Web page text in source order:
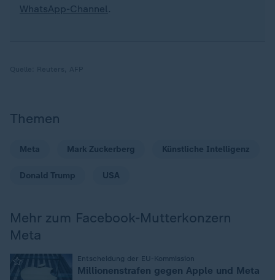
WhatsApp-Channel.
Themen
Meta Mark Zuckerberg Künstliche Intelligenz
Donald Trump USA
Mehr zum Facebook-Mutterkonzern
Meta
Entscheidung der EU-Kommission
Millionenstrafen gegen Apple und Meta